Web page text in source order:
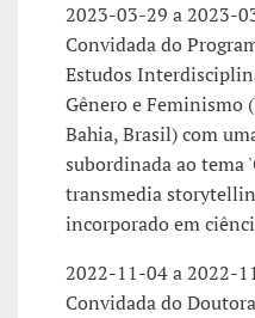
2023-03-29 a 2023-
Convidada do
Estudos
Gênero e Feminismo
Bahia, Brasil) com
subordinada ao tema
transmedia
incorporado em
2022-11-04 a 2022-
Convidada do